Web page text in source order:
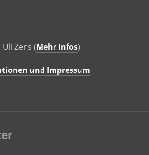
Zens (Mehr Infos)
und Impressum